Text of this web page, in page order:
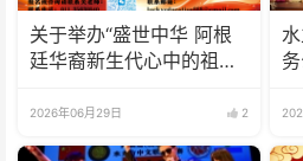
关于举办“盛世中华 阿根
廷华裔新生代心中的祖
2026年06月29日 2